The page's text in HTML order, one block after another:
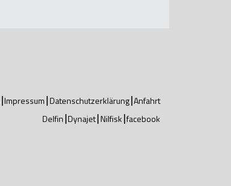
Impressum Datenschutzerklärung Anfahrt
Delfin Dynajet Nilfisk facebook